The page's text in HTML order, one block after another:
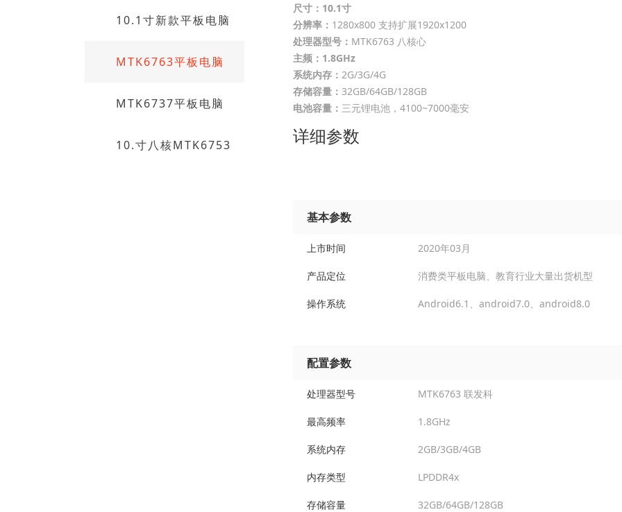
10.1寸新款平板电脑
MTK6763平板电脑
MTK6737平板电脑
10.寸八核MTK6753
尺寸：10.1寸
分辨率： 1280x800 支持扩展1920x1200
处理器型号： MTK6763 八核心
主频：1.8GHz
系统内存： 2G/3G/4G
存储容量： 32GB/64GB/128GB
电池容量： 三元锂电池，4100~7000毫安
详细参数
基本参数
上市时间 2020年03月
产品定位 消费类平板电脑、教育行业大量出货机型
操作系统 Android6.1、android7.0、android8.0
配置参数
处理器型号 MTK6763 联发科
最高频率 1.8GHz
系统内存 2GB/3GB/4GB
内存类型 LPDDR4x
存储容量 32GB/64GB/128GB